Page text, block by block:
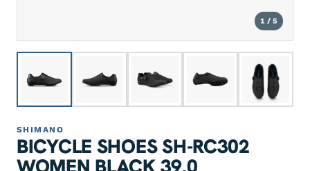
1 / 5
SHIMANO
BICYCLE SHOES SH-RC302